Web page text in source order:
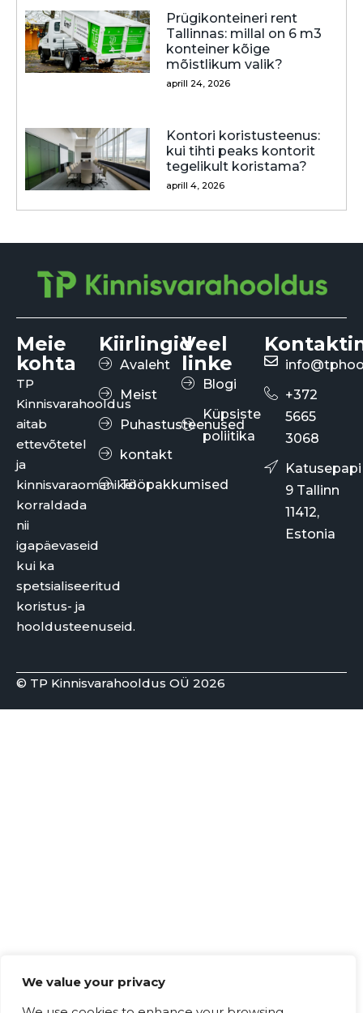
We value your privacy
Prügikonteineri rent
Tallinnas: millal on 6 m3
konteiner kõige
mõistlikum valik?
aprill 24, 2026
Kontori koristusteenus:
kui tihti peaks kontorit
tegelikult koristama?
aprill 4, 2026
Meie
kohta
TP
Kinnisvarahooldus
aitab
ettevõtetel
ja
kinnisvaraomanikel
korraldada
nii
igapäevaseid
kui ka
spetsialiseeritud
koristus- ja
hooldusteenuseid.
Kiirlingid
Avaleht
Meist
Puhastusteenused
kontakt
Tööpakkumised
Veel
linke
Blogi
Küpsiste
poliitika
+372
5665
3068
Katusepapi
9 Tallinn
11412,
Estonia
© TP Kinnisvarahooldus OÜ 2026